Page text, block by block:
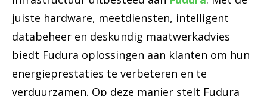
juiste hardware, meetdiensten, intelligent
databeheer en deskundig maatwerkadvies
biedt Fudura oplossingen aan klanten om hun
energieprestaties te verbeteren en te
verduurzamen. Op deze manier stelt Fudura